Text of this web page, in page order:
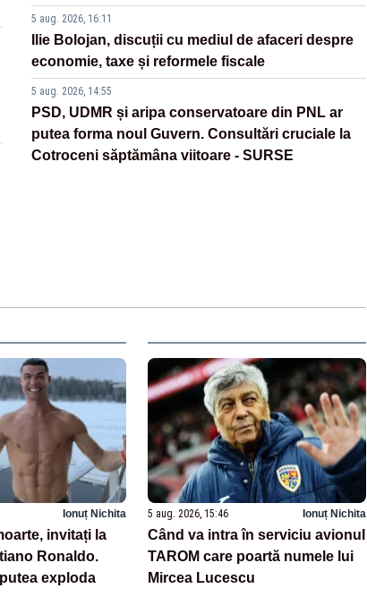
5 aug. 2026, 16:11
Ilie Bolojan, discuții cu mediul de afaceri despre
economie, taxe și reformele fiscale
5 aug. 2026, 14:55
PSD, UDMR și aripa conservatoare din PNL ar
putea forma noul Guvern. Consultări cruciale la
Cotroceni săptămâna viitoare - SURSE
Ionuț Nichita
invitați la
Ronaldo.
exploda
5 aug. 2026, 15:46 Ionuț Nichita
Când va intra în serviciu avionul
TAROM care poartă numele lui
Mircea Lucescu